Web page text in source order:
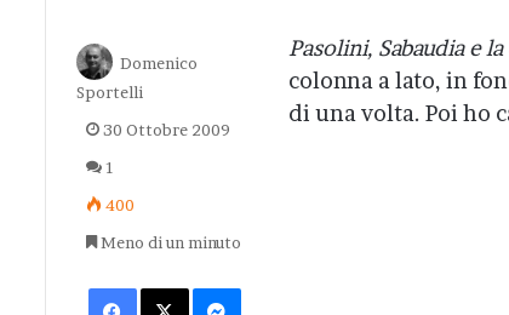
Pasolini, Sabaudia e
colonna a lato, in
di una volta. Poi ho
Domenico
Sportelli
30 Ottobre 2009
1
400
Meno di un minuto
Facebook
X Messenger